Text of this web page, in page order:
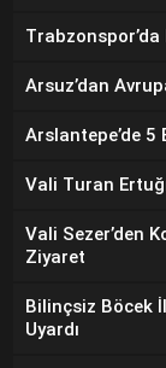
Arsuz’dan
Arslantepe’de 5
Vali Turan
Vali Sezer’den
Ziyaret
Bilinçsiz Böcek
Uyardı